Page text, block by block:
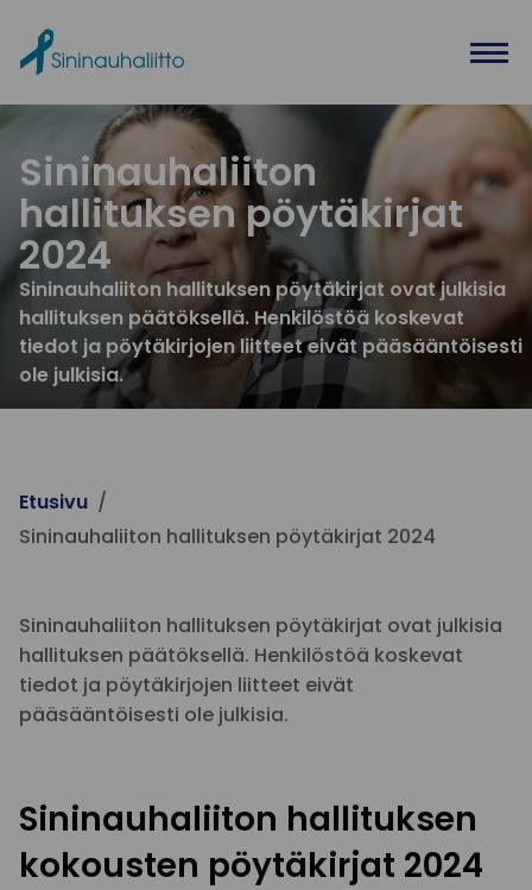
Sininauhaliiton
hallituksen pöytäkirjat
2024
Sininauhaliiton hallituksen pöytäkirjat ovat julkisia
hallituksen päätöksellä. Henkilöstöä koskevat
tiedot ja pöytäkirjojen liitteet eivät pääsääntöisesti
ole julkisia.
Etusivu
Sininauhaliiton hallituksen pöytäkirjat 2024
Sininauhaliiton hallituksen pöytäkirjat ovat julkisia
hallituksen päätöksellä. Henkilöstöä koskevat
tiedot ja pöytäkirjojen liitteet eivät
pääsääntöisesti ole julkisia.
Sininauhaliiton hallituksen
kokousten pöytäkirjat 2024